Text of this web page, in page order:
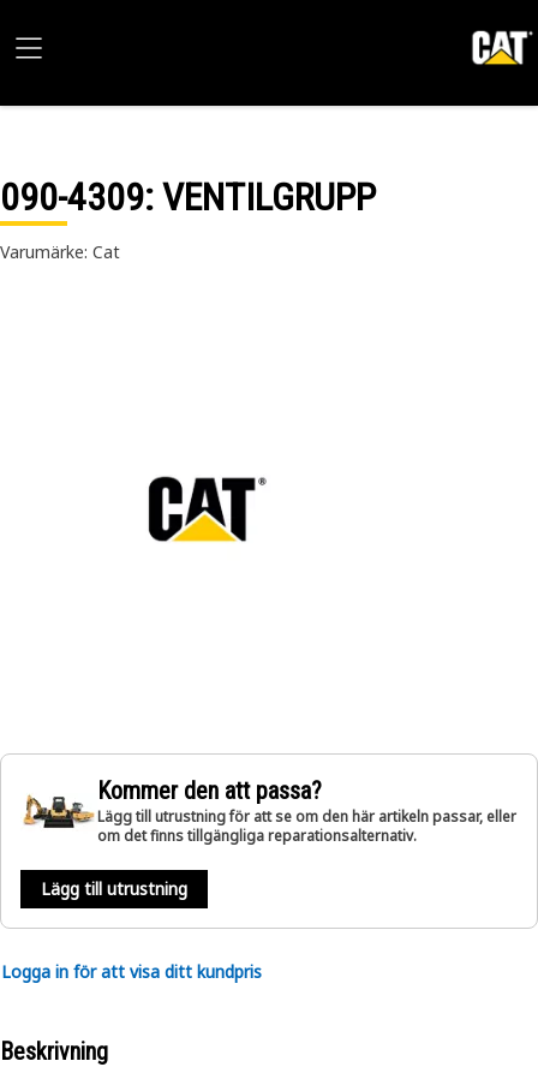
090-4309: VENTILGRUPP
Varumärke: Cat
Kommer den att passa?
Lägg till utrustning för att se om den här artikeln passar, eller
om det finns tillgängliga reparationsalternativ.
Lägg till utrustning
Logga in för att visa ditt kundpris
Beskrivning